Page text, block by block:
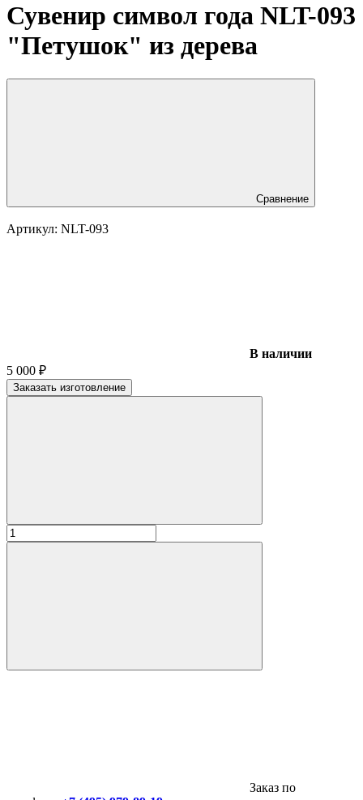
Сувенир символ года NLT-093
"Петушок" из дерева
Сравнение
Артикул: NLT-093
В наличии
5 000 ₽
Заказать изготовление
Заказ по